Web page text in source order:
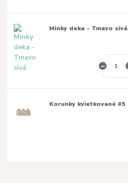
Minky deka - Tmavo sivá
Korunky kvietkované #5